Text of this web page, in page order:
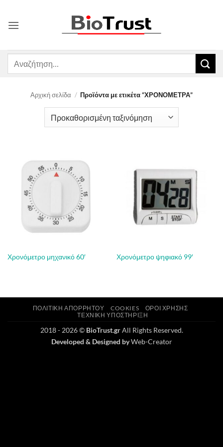
περιεχόμενο
Αναζήτηση
Αρχική σελίδα / Προϊόντα με ετικέτα “ΧΡΟΝΟΜΕΤΡΑ”
Χρονόμετρο μηχανικό 60′ Χρονόμετρο ψηφιακό 99′
ΠΟΛΙΤΙΚΉ ΑΠΟΡΡΉΤΟΥ COOKIES
ΌΡΟΙ ΧΡΉΣΗΣ
ΤΕΧΝΙΚΉ ΥΠΟΣΤΉΡΙΞΗ
2018 - 2026 © BioTrust.grAll Rights Reserved.
Developed & Designed byWeb-Creator